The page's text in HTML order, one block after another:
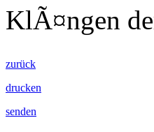
KlÃ¤ngen
zurück
drucken
senden